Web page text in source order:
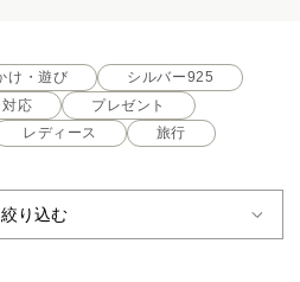
け・遊び
シルバー925
応
プレゼント
レディース 旅行
絞り込む